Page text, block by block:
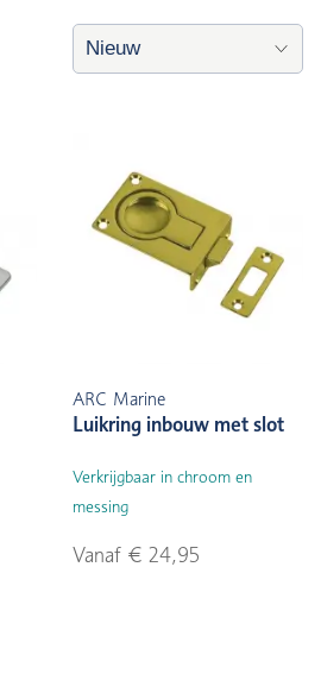
ARC Marine
Luikring inbouw met slot
Verkrijgbaar in chroom en
messing
Vanaf € 24,95